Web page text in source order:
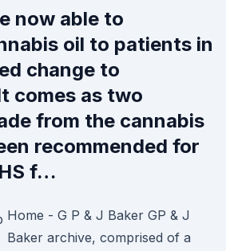
now able to
oil to patients in
change to
comes as two
from the cannabis
recommended for
f…
Home - G P & J Baker GP & J
Baker archive, comprised of a